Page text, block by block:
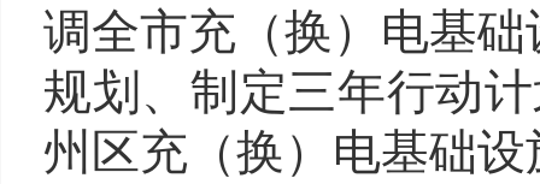
调全市充（换）电基
规划、制定三年行动
州区充（换）电基础